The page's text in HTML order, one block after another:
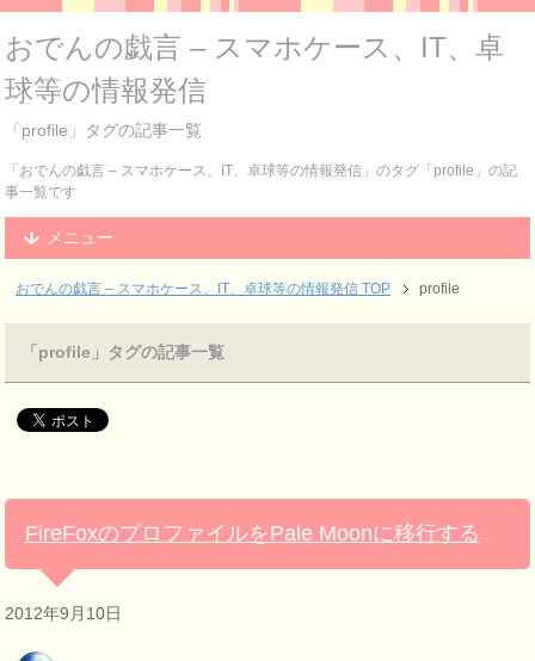
おでんの戯言 – スマホケース、IT、卓
球等の情報発信
「profile」タグの記事一覧
「おでんの戯言 – スマホケース、IT、卓球等の情報発信」のタグ「profile」の記
事一覧です
メニュー
おでんの戯言 – スマホケース、IT、卓球等の情報発信 TOP profile
「profile」タグの記事一覧
FireFoxのプロファイルをPale Moonに移行する
2012年9月10日